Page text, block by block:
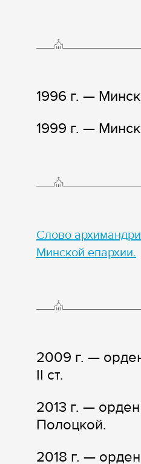
1996 г. —
1999 г. —
Слово
Минской епархии.
2009 г. —
II ст.
2013 г. —
Полоцкой.
2018 г. —